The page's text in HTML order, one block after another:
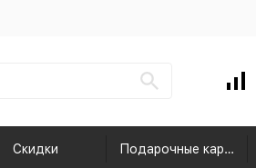
Скидки Подарочные карты